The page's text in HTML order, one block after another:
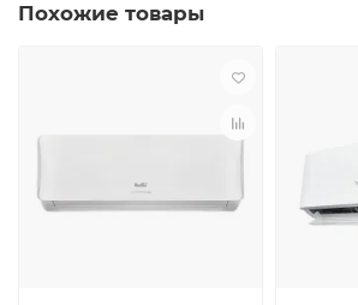
Похожие товары